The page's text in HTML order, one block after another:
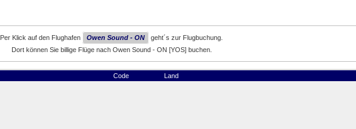
Per Klick auf den Flughafen Owen Sound - ON
geht´s zur Flugbuchung.
Dort können Sie billige Flüge nach Owen Sound - ON [YOS] buchen.
Code Land